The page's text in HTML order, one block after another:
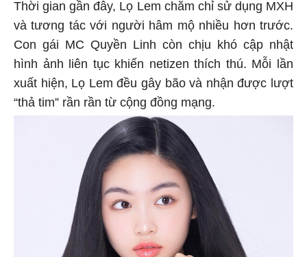
Thời gian gần đây, Lọ Lem chăm chỉ sử dụng MXH
và tương tác với người hâm mộ nhiều hơn trước.
Con gái MC Quyền Linh còn chịu khó cập nhật
hình ảnh liên tục khiến netizen thích thú. Mỗi lần
xuất hiện, Lọ Lem đều gây bão và nhận được lượt
“thả tim” rần rần từ cộng đồng mạng.